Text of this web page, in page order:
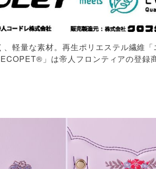
軽量な素材。再生ポリエステル繊維
」は帝人フロンティアの登録